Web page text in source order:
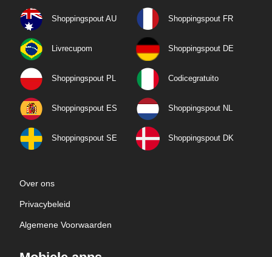
Shoppingspout AU Shoppingspout FR
Livrecupom Shoppingspout DE
Shoppingspout PL Codicegratuito
Shoppingspout ES Shoppingspout NL
Shoppingspout SE Shoppingspout DK
Over ons
Privacybeleid
Algemene Voorwaarden